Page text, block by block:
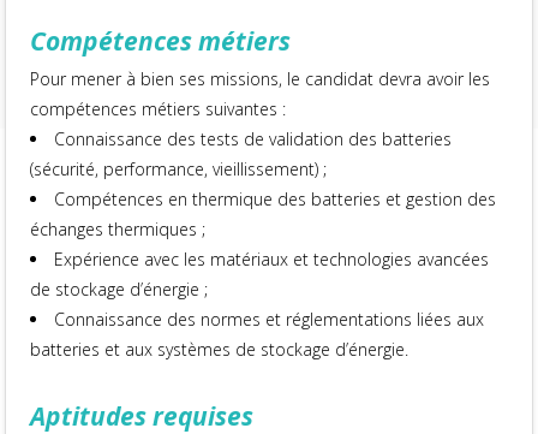
Compétences métiers
Pour mener à bien ses missions, le candidat devra avoir les
compétences métiers suivantes :
Connaissance des tests de validation des batteries
(sécurité, performance, vieillissement) ;
Compétences en thermique des batteries et gestion des
échanges thermiques ;
Expérience avec les matériaux et technologies avancées
de stockage d’énergie ;
Connaissance des normes et réglementations liées aux
batteries et aux systèmes de stockage d’énergie.
Aptitudes requises